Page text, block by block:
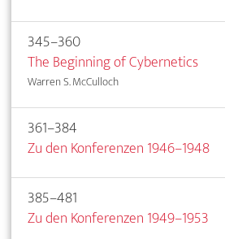
345–360
The Beginning of Cybernetics
Warren S. McCulloch
361–384
Zu den Konferenzen 1946–1948
385–481
Zu den Konferenzen 1949–1953